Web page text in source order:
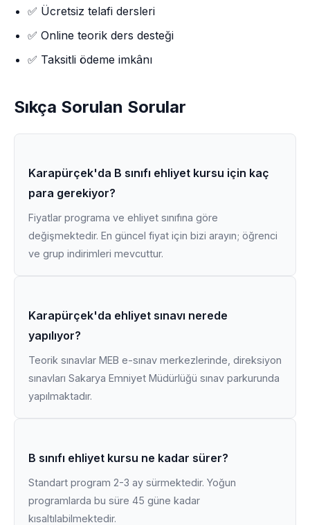
✅ Ücretsiz telafi dersleri
✅ Online teorik ders desteği
✅ Taksitli ödeme imkânı
Sıkça Sorulan Sorular
Karapürçek'da B sınıfı ehliyet kursu için kaç
para gerekiyor?
Fiyatlar programa ve ehliyet sınıfına göre
değişmektedir. En güncel fiyat için bizi arayın; öğrenci
ve grup indirimleri mevcuttur.
Karapürçek'da ehliyet sınavı nerede
yapılıyor?
Teorik sınavlar MEB e-sınav merkezlerinde, direksiyon
sınavları Sakarya Emniyet Müdürlüğü sınav parkurunda
yapılmaktadır.
B sınıfı ehliyet kursu ne kadar sürer?
Standart program 2-3 ay sürmektedir. Yoğun
programlarda bu süre 45 güne kadar
kısaltılabilmektedir.